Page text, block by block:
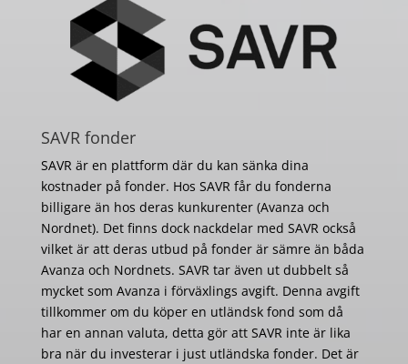
SAVR fonder
SAVR är en plattform där du kan sänka dina
kostnader på fonder. Hos SAVR får du fonderna
billigare än hos deras kunkurenter (Avanza och
Nordnet). Det finns dock nackdelar med SAVR också
vilket är att deras utbud på fonder är sämre än båda
Avanza och Nordnets. SAVR tar även ut dubbelt så
mycket som Avanza i förväxlings avgift. Denna avgift
tillkommer om du köper en utländsk fond som då
har en annan valuta, detta gör att SAVR inte är lika
bra när du investerar i just utländska fonder. Det är